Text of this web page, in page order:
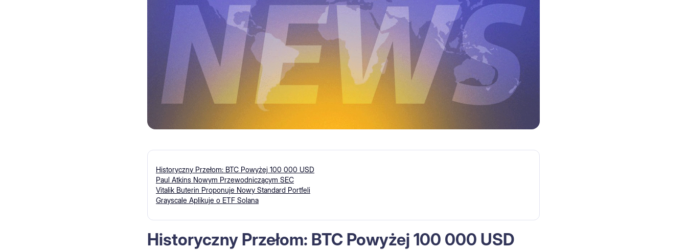
Historyczny Przełom: BTC Powyżej 100 000 USD
Paul Atkins Nowym Przewodniczącym SEC
Vitalik Buterin Proponuje Nowy Standard Portfeli
Grayscale Aplikuje o ETF Solana
Historyczny Przełom: BTC Powyżej 100 000 USD